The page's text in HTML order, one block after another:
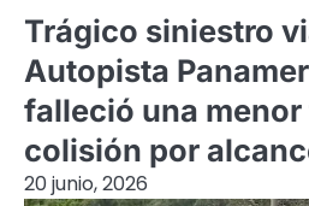
Trágico siniestro
Autopista
falleció una menor
colisión por
20 junio, 2026